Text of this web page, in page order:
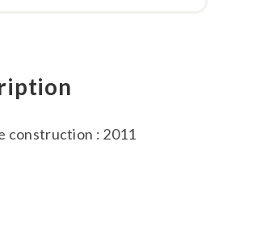
construction : 2011